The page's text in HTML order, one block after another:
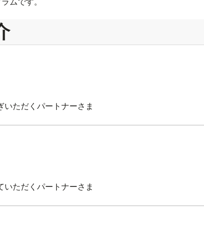
ムです。
ただくパートナーさま
ただくパートナーさま